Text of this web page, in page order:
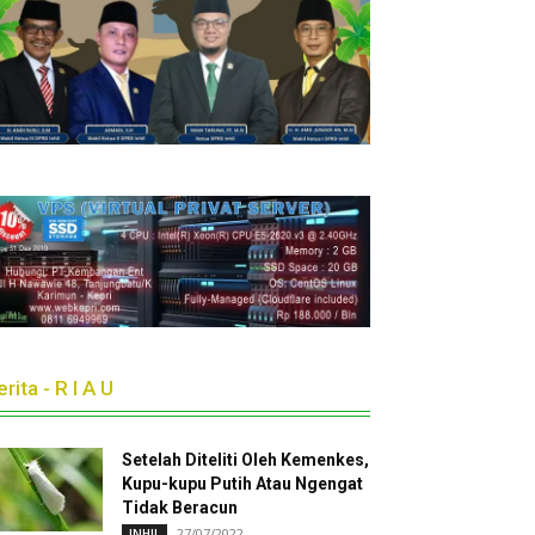
- R I A U
Setelah Diteliti Oleh Kemenkes,
Kupu-kupu Putih Atau Ngengat
Tidak Beracun